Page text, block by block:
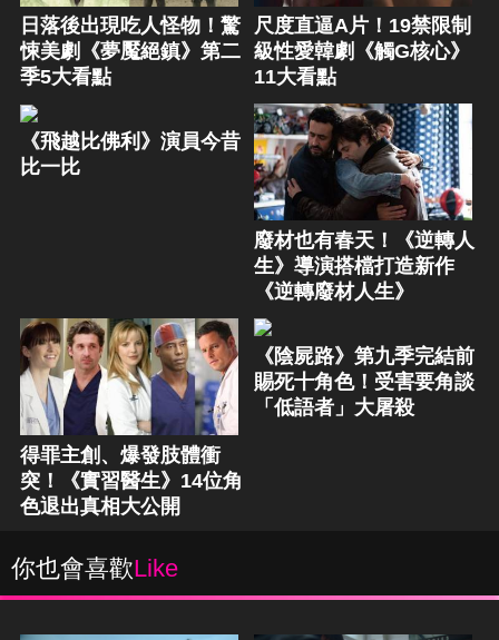
日落後出現吃人怪物！驚
悚美劇《夢魘絕鎮》第二
季5大看點
尺度直逼A片！19禁限制
級性愛韓劇《觸G核心》
11大看點
《飛越比佛利》演員今昔
比一比
廢材也有春天！《逆轉人
生》導演搭檔打造新作
《逆轉廢材人生》
得罪主創、爆發肢體衝
突！《實習醫生》14位角
色退出真相大公開
《陰屍路》第九季完結前
賜死十角色！受害要角談
「低語者」大屠殺
你也會喜歡Like